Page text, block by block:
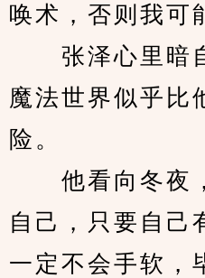
唤术，否则我可
张泽心里暗
魔法世界似乎比
险。
他看向冬夜
自己，只要自己
一定不会手软，